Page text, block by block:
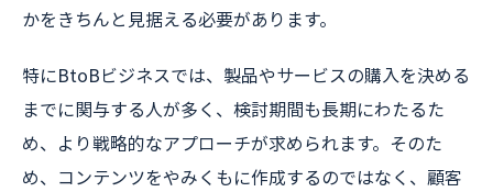
かをきちんと見据える必要があります。
特にBtoBビジネスでは、製品やサービスの購入を決める
までに関与する人が多く、検討期間も長期にわたるた
め、より戦略的なアプローチが求められます。そのた
め、コンテンツをやみくもに作成するのではなく、顧客